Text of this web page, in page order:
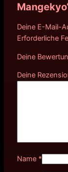
Deine E-Mail-
Erforderliche
Deine
Deine
Name *